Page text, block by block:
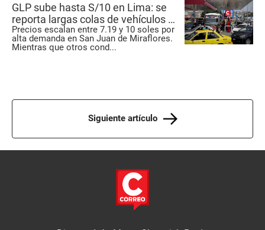
GLP sube hasta S/10 en Lima: se
reporta largas colas de vehículos y
mototaxis en diferentes grifos
Precios escalan entre 7.19 y 10 soles por
alta demanda en San Juan de Miraflores.
Mientras que otros cond...
Siguiente artículo